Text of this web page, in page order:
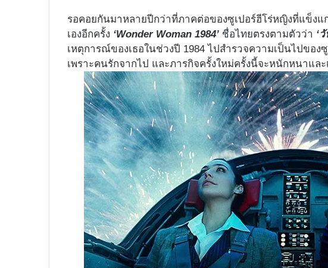
รอคอยกันมาหลายปีกว่าที่ภาคต่อของซูเปอร์ฮีโร่หญิงที่แข็งแ
เองอีกครั้ง ‘Wonder Woman 1984’ ชื่อไทยตรงตามตัวว่า ‘
เหตุการณ์ของเธอในช่วงปี 1984 ไปสำรวจความเป็นไปของ
เพราะคนรักจากไป และภารกิจครั้งใหม่ครั้งนี้จะหนักหนาแล